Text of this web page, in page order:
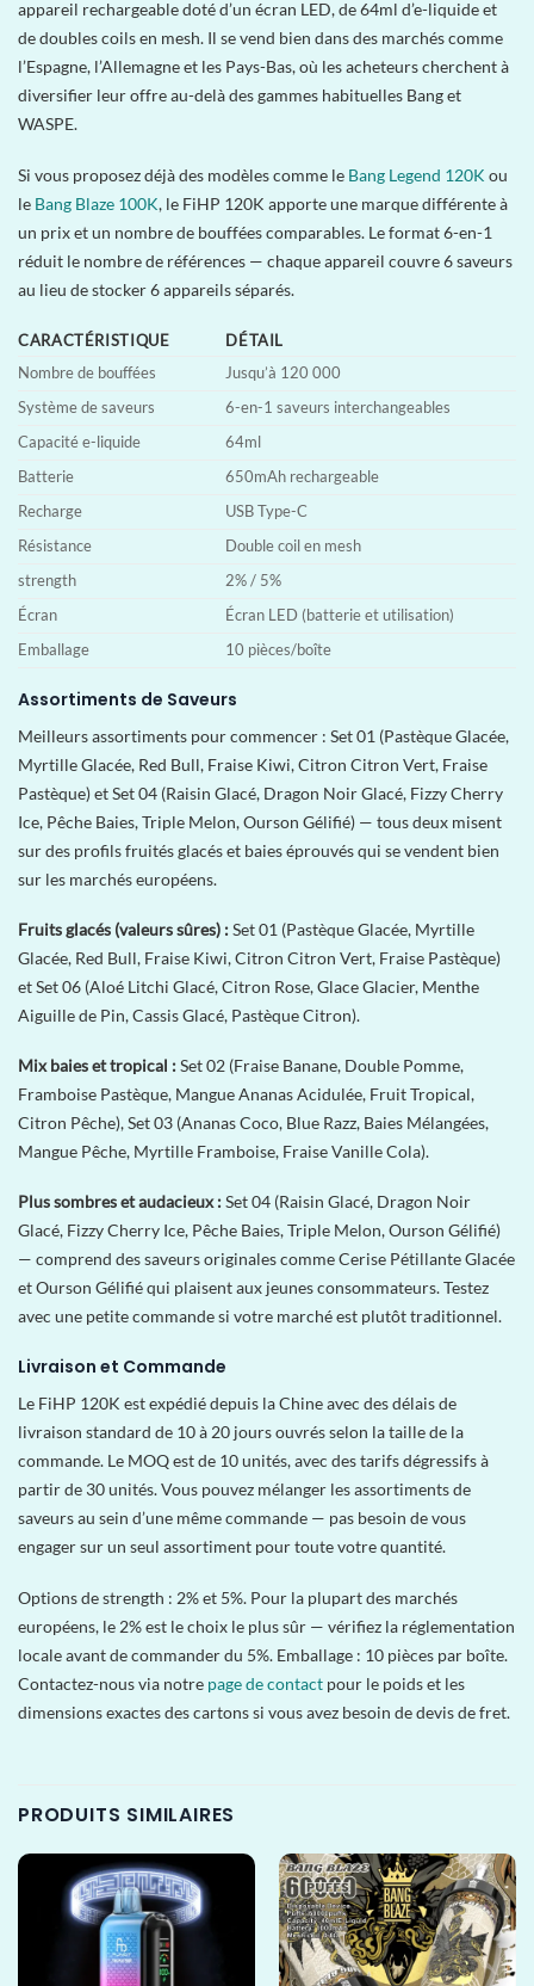
appareil rechargeable doté d’un écran LED, de 64ml d’e-liquide et
de doubles coils en mesh. Il se vend bien dans des marchés comme
l’Espagne, l’Allemagne et les Pays-Bas, où les acheteurs cherchent à
diversifier leur offre au-delà des gammes habituelles Bang et
WASPE.
Si vous proposez déjà des modèles comme le Bang Legend 120K ou
le Bang Blaze 100K, le FiHP 120K apporte une marque différente à
un prix et un nombre de bouffées comparables. Le format 6-en-1
réduit le nombre de références — chaque appareil couvre 6 saveurs
au lieu de stocker 6 appareils séparés.
CARACTÉRISTIQUE
DÉTAIL
Nombre de bouffées
Jusqu’à 120 000
Système de saveurs
6-en-1 saveurs interchangeables
Capacité e-liquide
64ml
Batterie
650mAh rechargeable
Recharge
USB Type-C
Résistance
Double coil en mesh
strength
2% / 5%
Écran
Écran LED (batterie et utilisation)
Emballage
10 pièces/boîte
Assortiments de Saveurs
Meilleurs assortiments pour commencer : Set 01 (Pastèque Glacée,
Myrtille Glacée, Red Bull, Fraise Kiwi, Citron Citron Vert, Fraise
Pastèque) et Set 04 (Raisin Glacé, Dragon Noir Glacé, Fizzy Cherry
Ice, Pêche Baies, Triple Melon, Ourson Gélifié) — tous deux misent
sur des profils fruités glacés et baies éprouvés qui se vendent bien
sur les marchés européens.
Fruits glacés (valeurs sûres) :Set 01 (Pastèque Glacée, Myrtille
Glacée, Red Bull, Fraise Kiwi, Citron Citron Vert, Fraise Pastèque)
et Set 06 (Aloé Litchi Glacé, Citron Rose, Glace Glacier, Menthe
Aiguille de Pin, Cassis Glacé, Pastèque Citron).
Mix baies et tropical :Set 02 (Fraise Banane, Double Pomme,
Framboise Pastèque, Mangue Ananas Acidulée, Fruit Tropical,
Citron Pêche), Set 03 (Ananas Coco, Blue Razz, Baies Mélangées,
Mangue Pêche, Myrtille Framboise, Fraise Vanille Cola).
Plus sombres et audacieux :Set 04 (Raisin Glacé, Dragon Noir
Glacé, Fizzy Cherry Ice, Pêche Baies, Triple Melon, Ourson Gélifié)
— comprend des saveurs originales comme Cerise Pétillante Glacée
et Ourson Gélifié qui plaisent aux jeunes consommateurs. Testez
avec une petite commande si votre marché est plutôt traditionnel.
Livraison et Commande
Le FiHP 120K est expédié depuis la Chine avec des délais de
livraison standard de 10 à 20 jours ouvrés selon la taille de la
commande. Le MOQ est de 10 unités, avec des tarifs dégressifs à
partir de 30 unités. Vous pouvez mélanger les assortiments de
saveurs au sein d’une même commande — pas besoin de vous
engager sur un seul assortiment pour toute votre quantité.
Options de strength : 2% et 5%. Pour la plupart des marchés
européens, le 2% est le choix le plus sûr — vérifiez la réglementation
locale avant de commander du 5%. Emballage : 10 pièces par boîte.
Contactez-nous via notre page de contact pour le poids et les
dimensions exactes des cartons si vous avez besoin de devis de fret.
PRODUITS SIMILAIRES